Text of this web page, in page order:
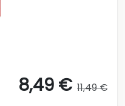
8,49 € 11,49 €